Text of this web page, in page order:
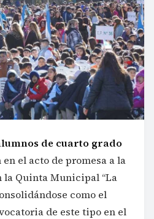
de cuarto grado
el acto de promesa a la
la Quinta Municipal “La
como el
de este tipo en el